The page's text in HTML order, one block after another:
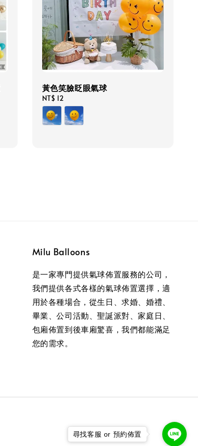
黃色笑臉眨眼氣球
Regular
price
NT$ 12
Milu Balloons
是一家專門提供氣球佈置服務的公司，
我們提供各式各樣的氣球佈置選擇，適
用於各種場合，從生日、求婚、婚禮、
畢業、公司活動、聖誕派對、家庭日、
包廂佈置到後車廂驚喜，我們都能滿足
您的需求。
尋找客服 or 預約佈置